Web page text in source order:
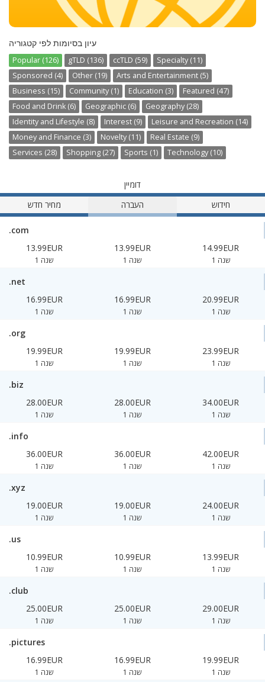
עיון בסיומות לפי קטגוריה
Popular (126) gTLD (136) ccTLD (59)
Specialty (11)
Sponsored (4)
Other (19)
Arts and Entertainment (5)
Business (15)
Community (1) Education (3)
Featured (47)
Food and Drink (6)
Geographic (6)
Geography (28)
Identity and Lifestyle (8)
Interest (9)
Leisure and Recreation (14)
Money and Finance (3)
Novelty (11)
Real Estate (9)
Services (28)
Shopping (27) Sports (1) Technology (10)
דומיין
מחיר חדש
העברה חידוש
.com
13.99EUR
1 שנה
13.99EUR
1 שנה
14.99EUR
1 שנה
.net
16.99EUR
1 שנה
16.99EUR
1 שנה
20.99EUR
1 שנה
.org
19.99EUR
1 שנה
19.99EUR
1 שנה
23.99EUR
1 שנה
.biz
28.00EUR
1 שנה
28.00EUR
1 שנה
34.00EUR
1 שנה
.info
36.00EUR
1 שנה
36.00EUR
1 שנה
42.00EUR
1 שנה
.xyz
19.00EUR
1 שנה
19.00EUR
1 שנה
24.00EUR
1 שנה
.us
10.99EUR
1 שנה
10.99EUR
1 שנה
13.99EUR
1 שנה
.club
25.00EUR
1 שנה
25.00EUR
1 שנה
29.00EUR
1 שנה
.pictures
16.99EUR
1 שנה
16.99EUR
1 שנה
19.99EUR
1 שנה